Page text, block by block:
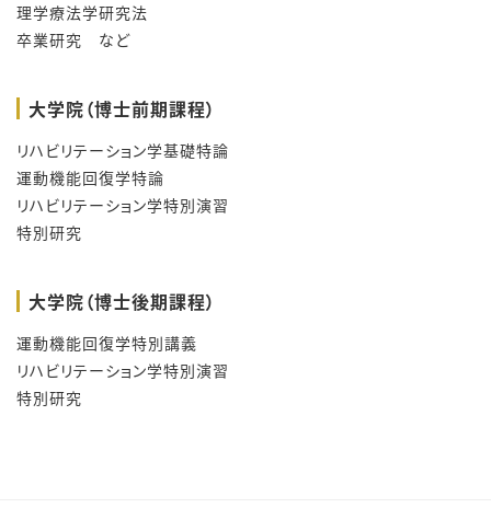
理学療法学研究法
卒業研究 など
大学院（博士前期課程）
リハビリテーション学基礎特論
運動機能回復学特論
リハビリテーション学特別演習
特別研究
大学院（博士後期課程）
運動機能回復学特別講義
リハビリテーション学特別演習
特別研究